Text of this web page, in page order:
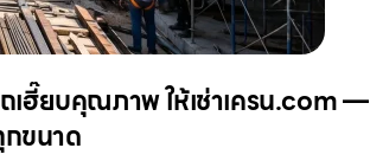
ถเฮี๊ยบคุณภาพ ให้เช่าเครน.com —
กขนาด